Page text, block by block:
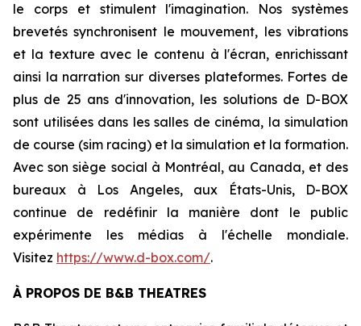
le corps et stimulent l'imagination. Nos systèmes
brevetés synchronisent le mouvement, les vibrations
et la texture avec le contenu à l'écran, enrichissant
ainsi la narration sur diverses plateformes. Fortes de
plus de 25 ans d'innovation, les solutions de D-BOX
sont utilisées dans les salles de cinéma, la simulation
de course (sim racing) et la simulation et la formation.
Avec son siège social à Montréal, au Canada, et des
bureaux à Los Angeles, aux États-Unis, D-BOX
continue de redéfinir la manière dont le public
expérimente les médias à l'échelle mondiale.
Visitez https://www.d-box.com/.
À PROPOS DE B&B THEATRES